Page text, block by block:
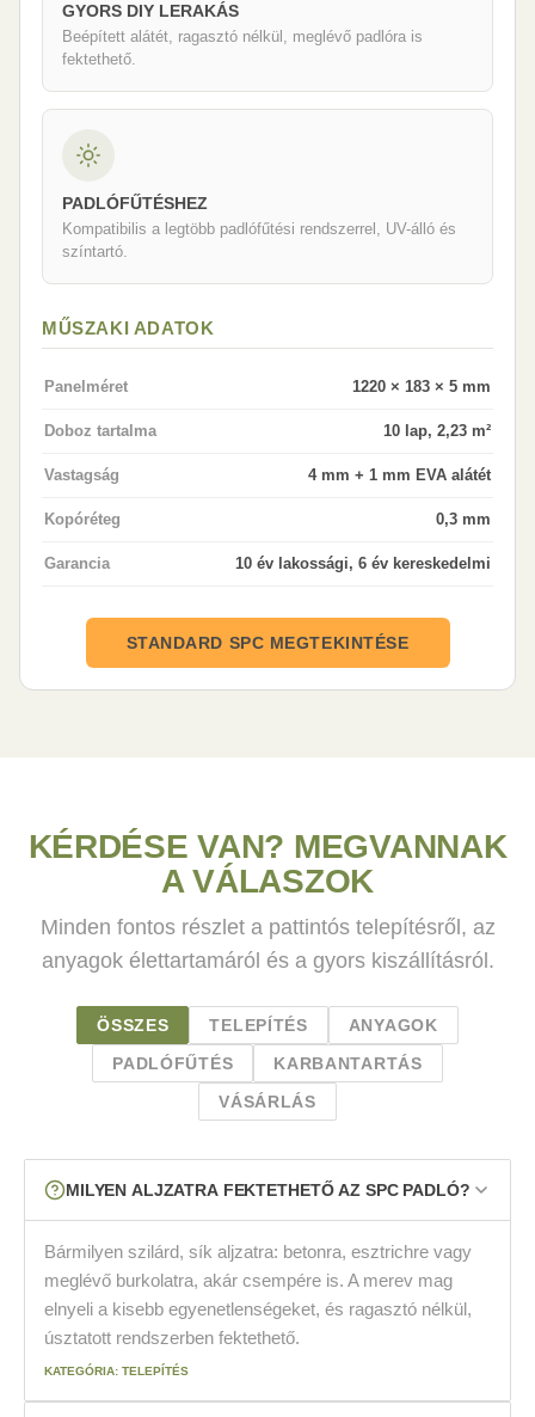
GYORS DIY LERAKÁS
Beépített alátét, ragasztó nélkül, meglévő padlóra is
fektethető.
PADLÓFŰTÉSHEZ
Kompatibilis a legtöbb padlófűtési rendszerrel, UV-álló és
színtartó.
MŰSZAKI ADATOK
Panelméret 1220 × 183 × 5 mm
Doboz tartalma 10 lap, 2,23 m²
Vastagság 4 mm + 1 mm EVA alátét
Kopóréteg 0,3 mm
Garancia 10 év lakossági, 6 év kereskedelmi
STANDARD SPC MEGTEKINTÉSE
KÉRDÉSE VAN? MEGVANNAK
A VÁLASZOK
Minden fontos részlet a pattintós telepítésről, az
anyagok élettartamáról és a gyors kiszállításról.
ÖSSZES TELEPÍTÉS
ANYAGOK
PADLÓFŰTÉS
KARBANTARTÁS
VÁSÁRLÁS
MILYEN ALJZATRA FEKTETHETŐ AZ SPC PADLÓ?
Bármilyen szilárd, sík aljzatra: betonra, esztrichre vagy
meglévő burkolatra, akár csempére is. A merev mag
elnyeli a kisebb egyenetlenségeket, és ragasztó nélkül,
úsztatott rendszerben fektethető.
KATEGÓRIA: TELEPÍTÉS